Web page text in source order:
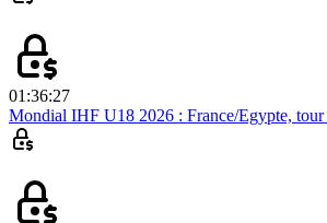
01:36:27
Mondial IHF U18 2026 : France/Egypte,